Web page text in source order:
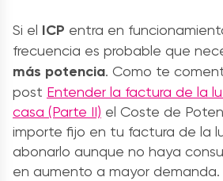
Si el ICP entra en
frecuencia es probable que
más potencia. Como te
post Entender la factura de la
casa (Parte II) el Coste de
importe fijo en tu factura de la
abonarlo aunque no haya
en aumento a mayor demanda.